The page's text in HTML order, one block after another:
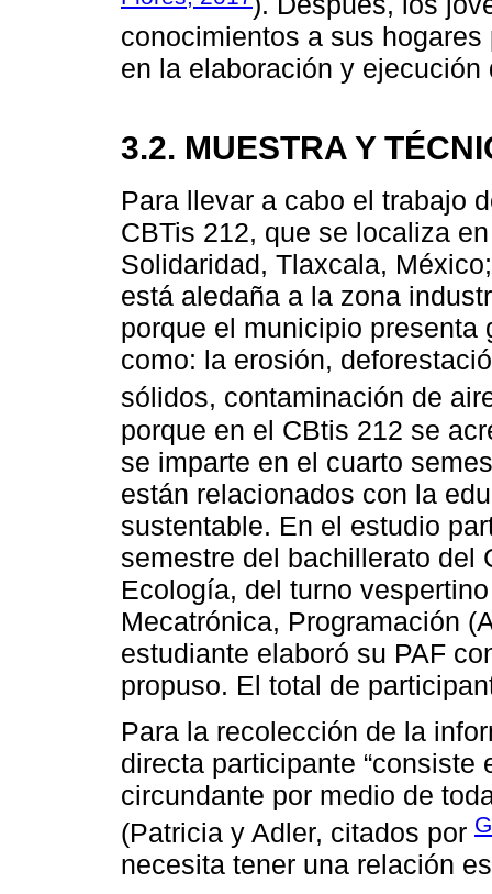
conocimientos a sus
en la elaboración y ejecución
3.2. MUESTRA Y
Para llevar a cabo el trabajo
CBTis 212, que se localiza
Solidaridad, Tlaxcala,
está aledaña a la zona
porque el municipio
como: la erosión,
sólidos, contaminación de
porque en el CBtis 212 se
se imparte en el cuarto
están relacionados con la
sustentable. En el estudio
semestre del bachillerato del
Ecología, del turno
Mecatrónica, Programación
estudiante elaboró su PAF
propuso. El total de
Para la recolección de la
directa participante
circundante por medio de
(Patricia y Adler, citados por
necesita tener una relación